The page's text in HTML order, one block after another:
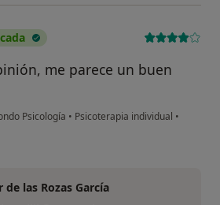
me parece un buen
Psicología • Psicoterapia individual •
de las Rozas García